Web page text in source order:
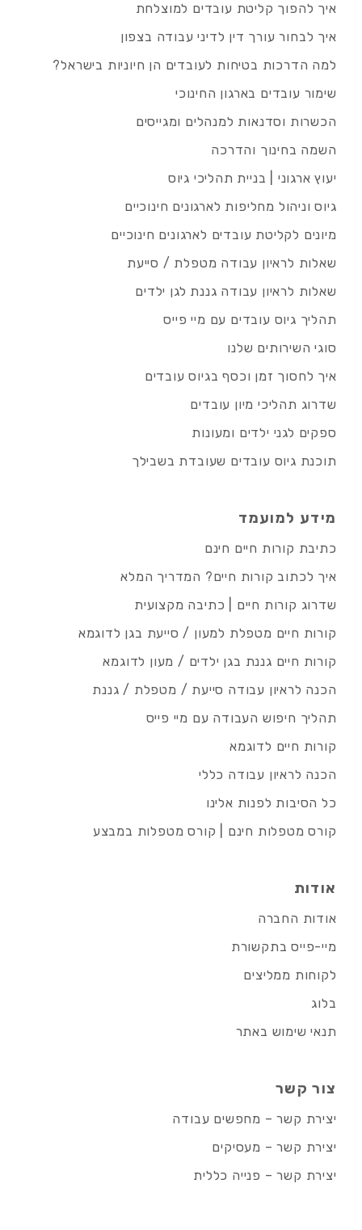
איך להפוך קליטת עובדים למוצלחת
איך לבחור עורך דין לדיני עבודה בצפון
למה הדרכות בטיחות לעובדים הן חיוניות בישראל?
שימור עובדים בארגון החינוכי
הכשרות וסדנאות למנהלים ומגייסים
השמה בחינוך והדרכה
יעוץ ארגוני | בניית תהליכי גיוס
גיוס וניהול מחליפות לארגונים חינוכיים
מיונים לקליטת עובדים לארגונים חינוכיים
שאלות לראיון עבודה מטפלת / סייעת
שאלות לראיון עבודה גננת לגן ילדים
תהליך גיוס עובדים עם מיי פייס
סוגי השירותים שלנו
איך לחסוך זמן וכסף בגיוס עובדים
שדרוג תהליכי מיון עובדים
ספקים לגני ילדים ומעונות
תוכנת גיוס עובדים שעובדת בשבילך
מידע למועמד
כתיבת קורות חיים חינם
איך לכתוב קורות חיים? המדריך המלא
שדרוג קורות חיים | כתיבה מקצועית
קורות חיים מטפלת למעון / סייעת בגן לדוגמא
קורות חיים גננת בגן ילדים / מעון לדוגמא
הכנה לראיון עבודה סייעת / מטפלת / גננת
תהליך חיפוש העבודה עם מיי פייס
קורות חיים לדוגמא
הכנה לראיון עבודה כללי
כל הסיבות לפנות אלינו
קורס מטפלות חינם | קורס מטפלות במבצע
אודות
אודות החברה
מיי-פייס בתקשורת
לקוחות ממליצים
בלוג
תנאי שימוש באתר
צור קשר
יצירת קשר – מחפשים עבודה
יצירת קשר – מעסיקים
יצירת קשר – פנייה כללית